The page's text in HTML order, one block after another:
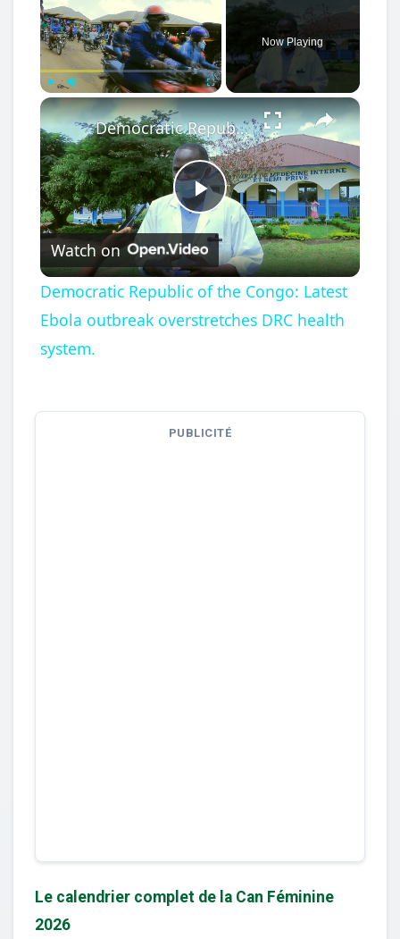
Play Unmute
Now Playing
×
Play
Video
Democratic Republic of the Congo: Latest Ebola outbreak overstretches DRC health system.
Watch on
Democratic Republic of the Congo: Latest
Ebola outbreak overstretches DRC health
system.
PUBLICITÉ
Le calendrier complet de la Can Féminine
2026